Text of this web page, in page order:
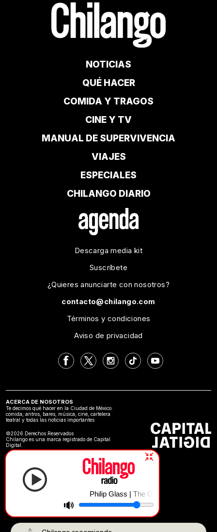
Philip Glass | The Grid
NOTICIAS
QUÉ HACER
COMIDA Y TRAGOS
CINE Y TV
MANUAL DE SUPERVIVENCIA
VIAJES
ESPECIALES
CHILANGO DIARIO
Descarga media kit
Suscríbete
¿Quieres anunciarte con nosotros?
contacto@chilango.com
Términos y condiciones
Aviso de privacidad
ACERCA DE NOSOTROS
Te decimos qué hacer en la Ciudad de México:
comida, antros, bares, música, cine, cartelera
teatral y todas las noticias importantes
©2026 Derechos Reservados
Chilango es una marca registrado de Capital
Digital.